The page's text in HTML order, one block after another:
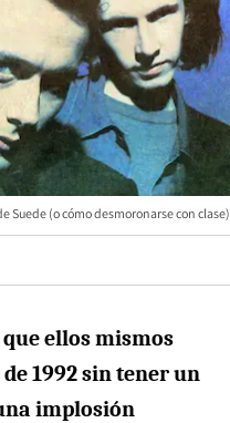
Suede (o cómo desmoronarse con clase)
ellos mismos
1992 sin tener un
implosión